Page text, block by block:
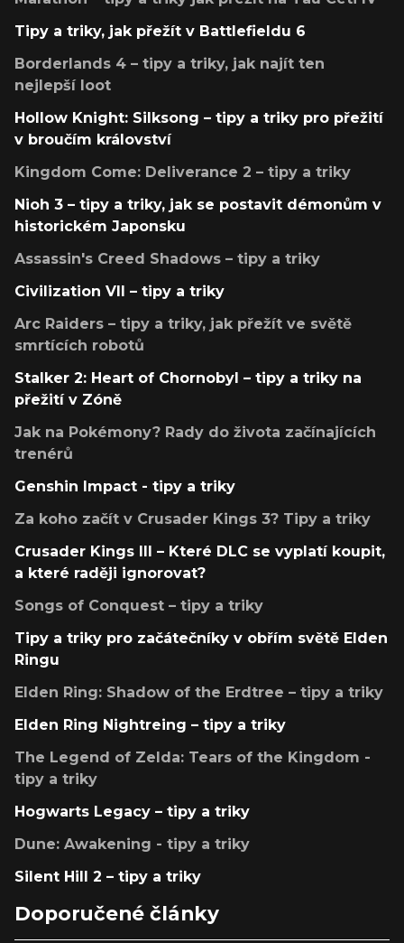
Tipy a triky, jak přežít v Battlefieldu 6
Borderlands 4 – tipy a triky, jak najít ten
nejlepší loot
Hollow Knight: Silksong – tipy a triky pro přežití
v broučím království
Kingdom Come: Deliverance 2 – tipy a triky
Nioh 3 – tipy a triky, jak se postavit démonům v
historickém Japonsku
Assassin's Creed Shadows – tipy a triky
Civilization VII – tipy a triky
Arc Raiders – tipy a triky, jak přežít ve světě
smrtících robotů
Stalker 2: Heart of Chornobyl – tipy a triky na
přežití v Zóně
Jak na Pokémony? Rady do života začínajících
trenérů
Genshin Impact - tipy a triky
Za koho začít v Crusader Kings 3? Tipy a triky
Crusader Kings III – Které DLC se vyplatí koupit,
a které raději ignorovat?
Songs of Conquest – tipy a triky
Tipy a triky pro začátečníky v obřím světě Elden
Ringu
Elden Ring: Shadow of the Erdtree – tipy a triky
Elden Ring Nightreing – tipy a triky
The Legend of Zelda: Tears of the Kingdom -
tipy a triky
Hogwarts Legacy – tipy a triky
Dune: Awakening - tipy a triky
Silent Hill 2 – tipy a triky
Doporučené články